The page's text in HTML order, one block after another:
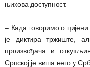
њихова доступност.
– Када говоримо о
је диктира тржиште,
произвођача и
Српској је виша него у